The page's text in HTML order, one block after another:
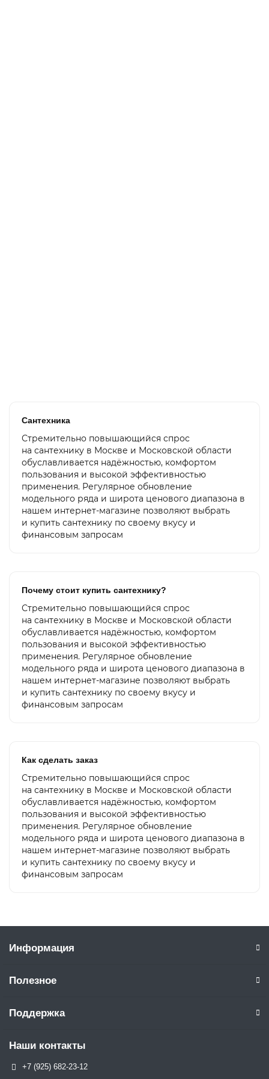
Сантехника
Стремительно повышающийся спрос
на сантехнику в Москве и Московской области
обуславливается надёжностью, комфортом
пользования и высокой эффективностью
применения. Регулярное обновление
модельного ряда и широта ценового диапазона в
нашем интернет-магазине позволяют выбрать
и купить сантехнику по своему вкусу и
финансовым запросам
Почему стоит купить сантехнику?
Стремительно повышающийся спрос
на сантехнику в Москве и Московской области
обуславливается надёжностью, комфортом
пользования и высокой эффективностью
применения. Регулярное обновление
модельного ряда и широта ценового диапазона в
нашем интернет-магазине позволяют выбрать
и купить сантехнику по своему вкусу и
финансовым запросам
Как сделать заказ
Стремительно повышающийся спрос
на сантехнику в Москве и Московской области
обуславливается надёжностью, комфортом
пользования и высокой эффективностью
применения. Регулярное обновление
модельного ряда и широта ценового диапазона в
нашем интернет-магазине позволяют выбрать
и купить сантехнику по своему вкусу и
финансовым запросам
Информация
Полезное
Поддержка
Наши контакты
+7 (925) 682-23-12